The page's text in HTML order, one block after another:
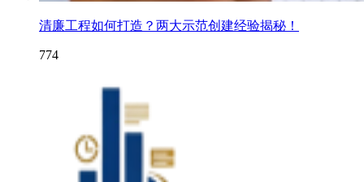
清廉工程如何打造？两大示范创建经验揭秘！
774